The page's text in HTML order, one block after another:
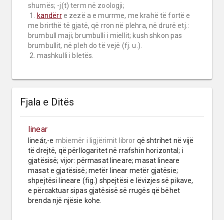
shumës; -j(t) term në zoologji;
1.
kandërr e zezë a e murrme, me krahë të fortë e
me brirthë të gjatë, që rron në plehra, në drurë etj.:
brumbull maji; brumbulli i miellit; kush shkon pas
brumbullit, në pleh do të vejë (fj. u.).
2. mashkulli i bletës.
Fjala e Ditës
linear
lineár,-e mbiemër i ligjërimit libror që shtrihet në vijë
të drejtë, që përllogaritet në rrafshin horizontal; i
gjatësisë; vijor: përmasat lineare; masat lineare
masat e gjatësisë; metër linear metër gjatësie;
shpejtësi lineare (fig.) shpejtësi e lëvizjes së pikave,
e përcaktuar sipas gjatësisë së rrugës që bëhet
brenda një njësie kohe.